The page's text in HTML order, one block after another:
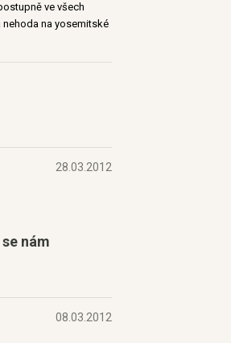
ve všech
nehoda na yosemitské
28.03.2012
nám
08.03.2012